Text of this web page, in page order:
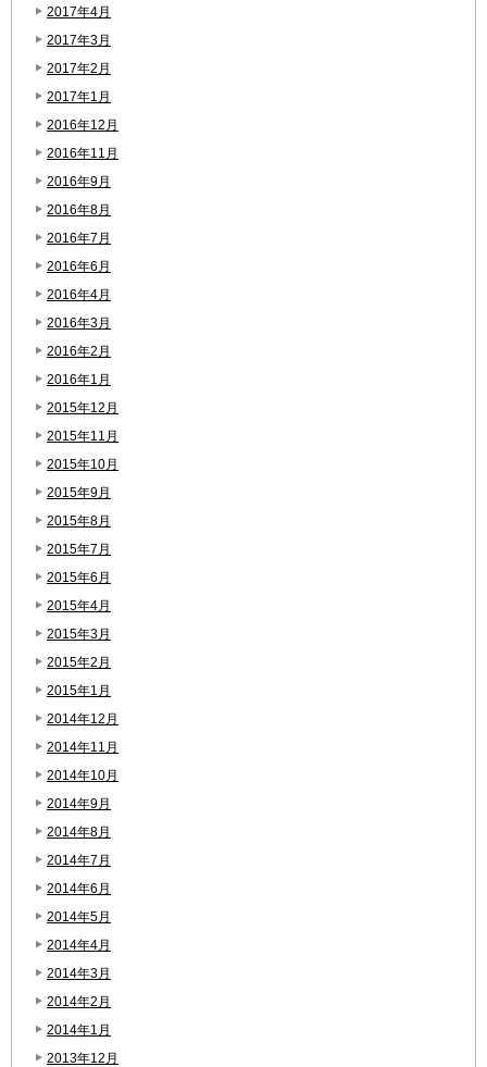
2017年4月
2017年3月
2017年2月
2017年1月
2016年12月
2016年11月
2016年9月
2016年8月
2016年7月
2016年6月
2016年4月
2016年3月
2016年2月
2016年1月
2015年12月
2015年11月
2015年10月
2015年9月
2015年8月
2015年7月
2015年6月
2015年4月
2015年3月
2015年2月
2015年1月
2014年12月
2014年11月
2014年10月
2014年9月
2014年8月
2014年7月
2014年6月
2014年5月
2014年4月
2014年3月
2014年2月
2014年1月
2013年12月